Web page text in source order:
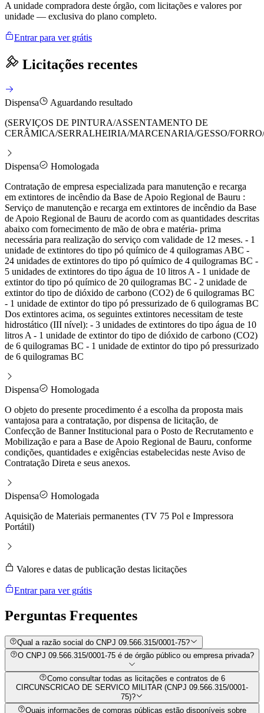
A unidade compradora deste órgão, com licitações e valores por
unidade — exclusiva do plano completo.
Entrar para ver grátis
Licitações recentes
Dispensa
Aguardando resultado
(SERVIÇOS DE PINTURA/ASSENTAMENTO DE
CERÂMICA/SERRALHEIRIA/MARCENARIA/GESSO/
Dispensa
Homologada
Contratação de empresa especializada para manutenção e recarga
em extintores de incêndio da Base de Apoio Regional de Bauru :
Serviço de manutenção e recarga em extintores de incêndio da Base
de Apoio Regional de Bauru de acordo com as quantidades descritas
abaixo com fornecimento de mão de obra e matéria- prima
necessária para realização do serviço com validade de 12 meses. - 1
unidade de extintores do tipo pó químico de 4 quilogramas ABC -
24 unidades de extintores do tipo pó químico de 4 quilogramas BC -
5 unidades de extintores do tipo água de 10 litros A - 1 unidade de
extintor do tipo pó químico de 20 quilogramas BC - 2 unidade de
extintor do tipo de dióxido de carbono (CO2) de 6 quilogramas BC
- 1 unidade de extintor do tipo pó pressurizado de 6 quilogramas BC
Dos extintores acima, os seguintes extintores necessitam de teste
hidrostático (III nível): - 3 unidades de extintores do tipo água de 10
litros A - 1 unidade de extintor do tipo de dióxido de carbono (CO2)
de 6 quilogramas BC - 1 unidade de extintor do tipo pó pressurizado
de 6 quilogramas BC
Dispensa
Homologada
O objeto do presente procedimento é a escolha da proposta mais
vantajosa para a contratação, por dispensa de licitação, de
Confecção de Banner Institucional para o Posto de Recrutamento e
Mobilização e para a Base de Apoio Regional de Bauru, conforme
condições, quantidades e exigências estabelecidas neste Aviso de
Contratação Direta e seus anexos.
Dispensa
Homologada
Aquisição de Materiais permanentes (TV 75 Pol e Impressora
Portátil)
Valores e datas de publicação destas licitações
Entrar para ver grátis
Perguntas Frequentes
Qual a razão social do CNPJ 09.566.315/0001-75?
O CNPJ 09.566.315/0001-75 é de órgão público ou empresa privada?
Como consultar todas as licitações e contratos de 6
CIRCUNSCRICAO DE SERVICO MILITAR (CNPJ 09.566.315/0001-
75)?
Quais informações de compras públicas estão disponíveis sobre